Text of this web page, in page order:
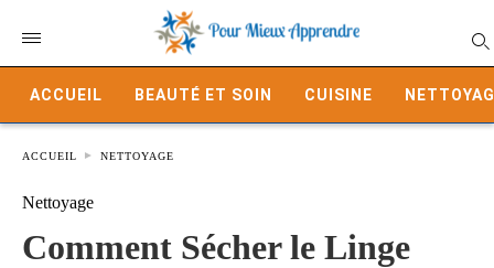
ACCUEIL BEAUTÉ ET SOIN CUISINE
ACCUEIL NETTOYAGE
Nettoyage
Comment Sécher le Linge